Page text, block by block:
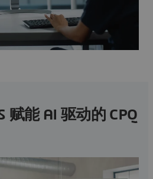
赋能 AI 驱动的 CPQ